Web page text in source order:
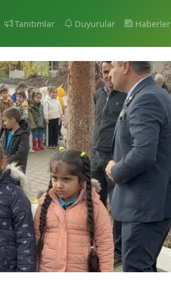
Tanıtımlar Duyurular Haberler